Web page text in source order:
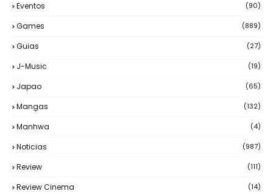
Eventos (90)
Games (889)
Guias (27)
J-Music (19)
Japao (65)
Mangas (132)
Manhwa (4)
Noticias (987)
Review (111)
Review Cinema (14)